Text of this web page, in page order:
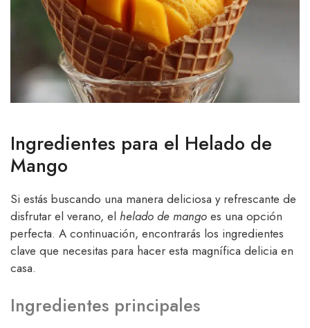
Ingredientes para el Helado de
Mango
Si estás buscando una manera deliciosa y refrescante de
disfrutar el verano, el helado de mango es una opción
perfecta. A continuación, encontrarás los ingredientes
clave que necesitas para hacer esta magnífica delicia en
casa.
Ingredientes principales